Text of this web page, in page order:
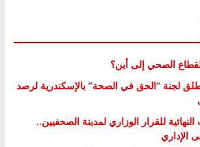
الصحي إلى أين؟
لجنة “الحق في الصحة” بالإسكندرية لرصد
للقرار الوزاري لمدينة الصحفيين..
الإداري